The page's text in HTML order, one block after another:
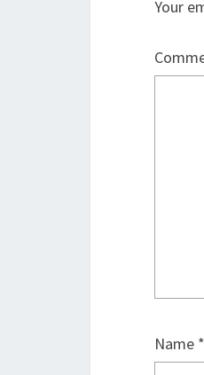
Your
Name *